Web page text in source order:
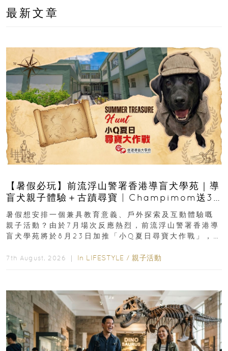
最新文章
【暑假必玩】前流浮山警署香港導盲犬學苑｜導
盲犬親子體驗＋古蹟尋寶 | Champimom送3
組免費名額
暑假想安排一個兼具教育意義、戶外探索及互動體驗嘅
親子活動？由於7月場次反應熱烈，前流浮山警署香港導
盲犬學苑將於8月23日加推「小Q夏日尋寶大作戰」，家
7th August, 2026 ｜ In LIFESTYLE / 親子活動